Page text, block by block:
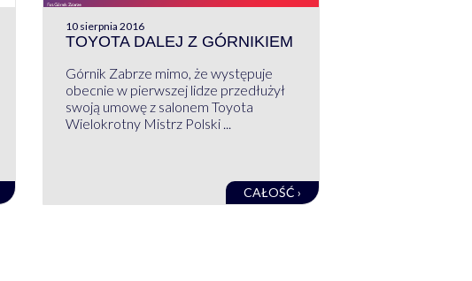
10 sierpnia 2016
TOYOTA DALEJ Z GÓRNIKIEM
Górnik Zabrze mimo, że występuje
obecnie w pierwszej lidze przedłużył
swoją umowę z salonem Toyota
Wielokrotny Mistrz Polski ...
CAŁOŚĆ ›